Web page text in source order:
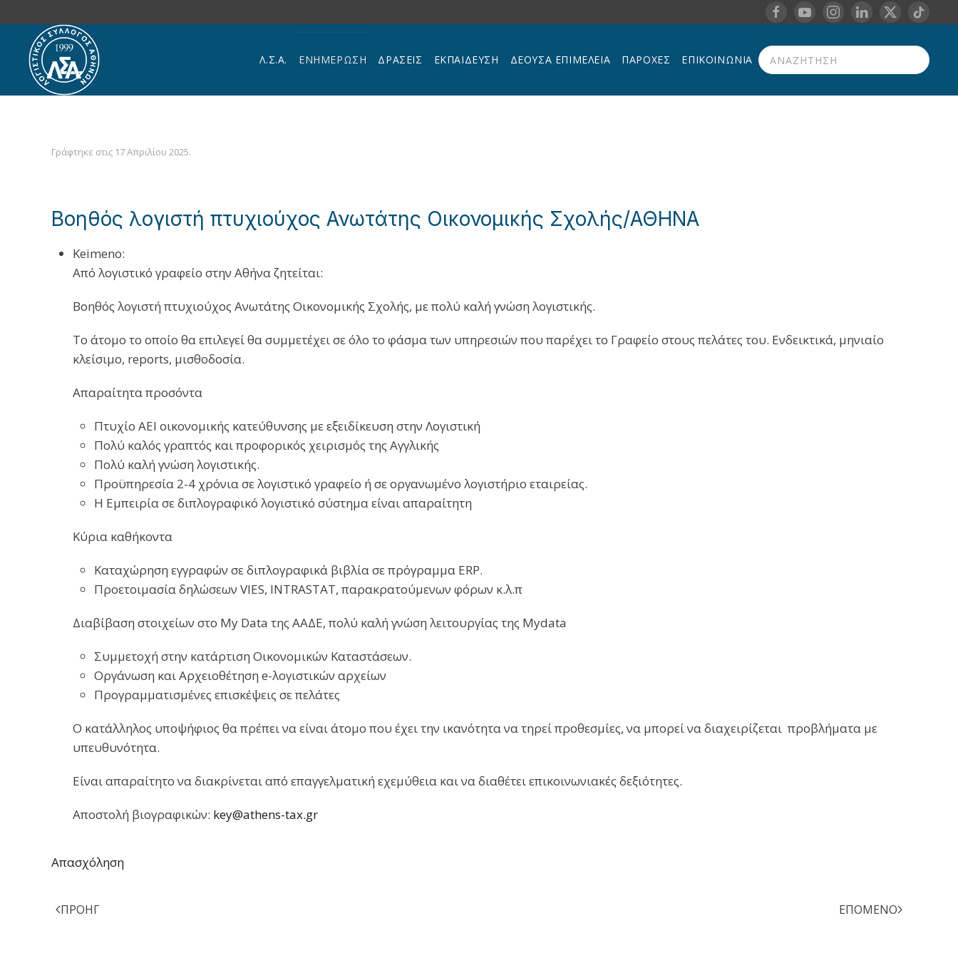
Skip to main content
Λ.Σ.Α. ΕΝΗΜΕΡΩΣΗ ΔΡΑΣΕΙΣ ΕΚΠΑΊΔΕΥΣΗ ΔΕΟΥΣΑ ΕΠΙΜΕΛΕΙΑ ΠΑΡΟΧΈΣ
ΕΠΙΚΟΙΝΩΝΊΑ
Γράφτηκε στις 17 Απριλίου 2025.
Βοηθός λογιστή πτυχιούχος Ανωτάτης Οικονομικής Σχολής/ΑΘΗΝΑ
Keimeno:
Από λογιστικό γραφείο στην Αθήνα ζητείται:
Βοηθός λογιστή πτυχιούχος Ανωτάτης Οικονομικής Σχολής, με πολύ καλή γνώση λογιστικής.
Το άτομο το οποίο θα επιλεγεί θα συμμετέχει σε όλο το φάσμα των υπηρεσιών που παρέχει το Γραφείο στους πελάτες του. Ενδεικτικά, μηνιαίο
κλείσιμο, reports, μισθοδοσία.
Απαραίτητα προσόντα
Πτυχίο ΑΕΙ οικονομικής κατεύθυνσης με εξειδίκευση στην Λογιστική
Πολύ καλός γραπτός και προφορικός χειρισμός της Αγγλικής
Πολύ καλή γνώση λογιστικής.
Προϋπηρεσία 2-4 χρόνια σε λογιστικό γραφείο ή σε οργανωμένο λογιστήριο εταιρείας.
Η Εμπειρία σε διπλογραφικό λογιστικό σύστημα είναι απαραίτητη
Κύρια καθήκοντα
Καταχώρηση εγγραφών σε διπλογραφικά βιβλία σε πρόγραμμα ERP.
Προετοιμασία δηλώσεων VIES, INTRASTAT, παρακρατούμενων φόρων κ.λ.π
Διαβίβαση στοιχείων στο My Data της ΑΑΔΕ, πολύ καλή γνώση λειτουργίας της Mydata
Συμμετοχή στην κατάρτιση Οικονομικών Καταστάσεων.
Οργάνωση και Αρχειοθέτηση e-λογιστικών αρχείων
Προγραμματισμένες επισκέψεις σε πελάτες
Ο κατάλληλος υποψήφιος θα πρέπει να είναι άτομο που έχει την ικανότητα να τηρεί προθεσμίες, να μπορεί να διαχειρίζεται προβλήματα με
υπευθυνότητα.
Είναι απαραίτητο να διακρίνεται από επαγγελματική εχεμύθεια και να διαθέτει επικοινωνιακές δεξιότητες.
Αποστολή βιογραφικών: key@athens-tax.gr
Απασχόληση
ΠΡΟΗΓ ΕΠΌΜΕΝΟ